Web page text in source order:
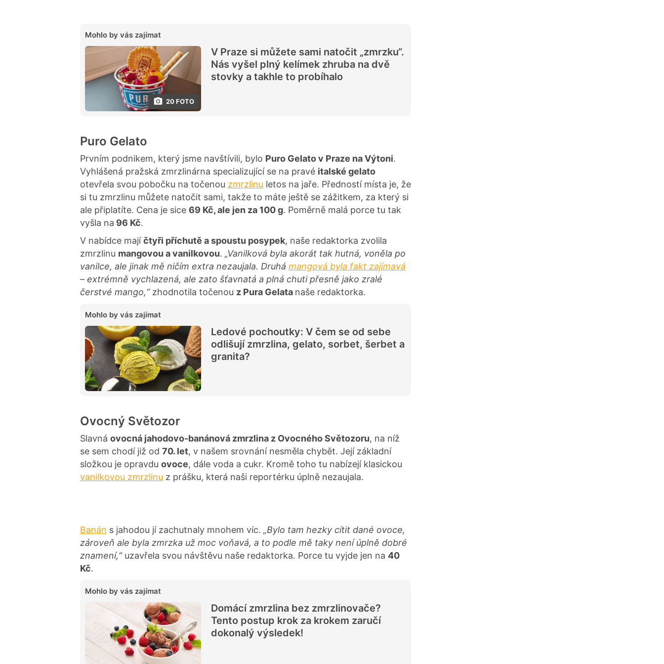
Mohlo by vás zajímat
20 FOTO
V Praze si můžete sami natočit „zmrzku“.
Nás vyšel plný kelímek zhruba na dvě
stovky a takhle to probíhalo
Puro Gelato
Prvním podnikem, který jsme navštívili, bylo Puro Gelato v Praze na Výtoni.
Vyhlášená pražská zmrzlinárna specializující se na pravé italské gelato
otevřela svou pobočku na točenou zmrzlinu letos na jaře. Předností místa je, že
si tu zmrzlinu můžete natočit sami, takže to máte ještě se zážitkem, za který si
ale připlatíte. Cena je sice 69 Kč, ale jen za 100 g. Poměrně malá porce tu tak
vyšla na 96 Kč.
V nabídce majíčtyři příchutě a spoustu posypek, naše redaktorka zvolila
zmrzlinu mangovou a vanilkovou. „Vanilková byla akorát tak hutná, voněla po
vanilce, ale jinak mě ničím extra nezaujala. Druhá mangová byla fakt zajímavá
– extrémně vychlazená, ale zato šťavnatá a plná chuti přesně jako zralé
čerstvé mango,“zhodnotila točenou z Pura Gelata naše redaktorka.
Mohlo by vás zajímat
Ledové pochoutky: V čem se od sebe
odlišují zmrzlina, gelato, sorbet, šerbet a
granita?
Ovocný Světozor
Slavná ovocná jahodovo-banánová zmrzlina z Ovocného Světozoru, na níž
se sem chodí již od 70. let, v našem srovnání nesměla chybět. Její základní
složkou je opravdu ovoce, dále voda a cukr. Kromě toho tu nabízejí klasickou
vanilkovou zmrzlinu z prášku, která naši reportérku úplně nezaujala.
Banán s jahodou jí zachutnaly mnohem víc. „Bylo tam hezky cítit dané ovoce,
zároveň ale byla zmrzka už moc voňavá, a to podle mě taky není úplně dobré
znamení,“uzavřela svou návštěvu naše redaktorka. Porce tu vyjde jen na 40
Kč.
Mohlo by vás zajímat
Domácí zmrzlina bez zmrzlinovače?
Tento postup krok za krokem zaručí
dokonalý výsledek!